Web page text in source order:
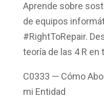
Aprende sobre
de equipos
#RightToRepair.
teoría de las 4 R en
C0333 — Cómo
mi Entidad